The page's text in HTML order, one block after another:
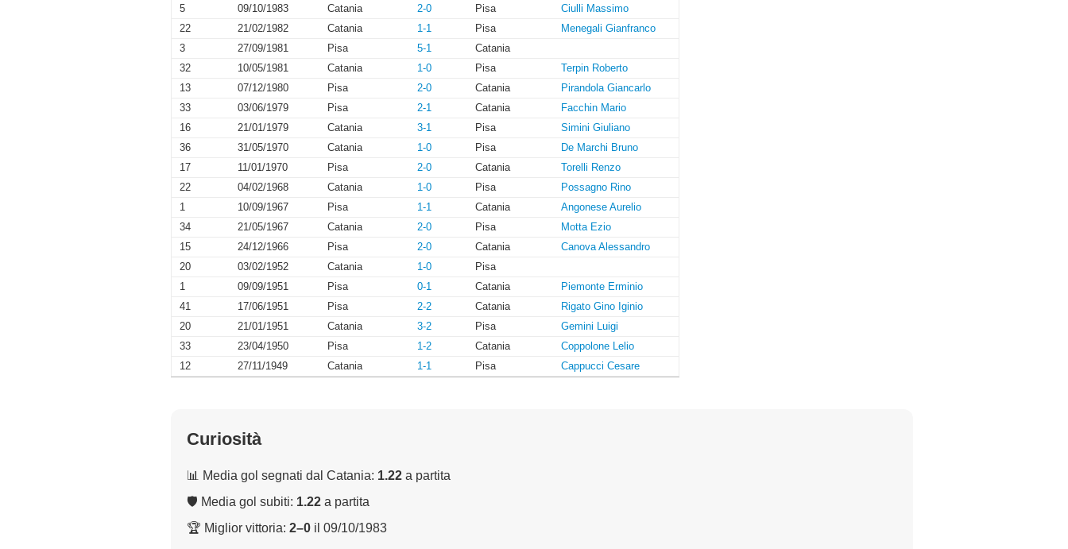
5
09/10/1983 Catania 2-0 Pisa
Ciulli Massimo
22
21/02/1982 Catania 1-1 Pisa
Menegali Gianfranco
3
27/09/1981 Pisa 5-1
Catania
32
10/05/1981 Catania 1-0 Pisa
Terpin Roberto
13
07/12/1980 Pisa 2-0 Catania
Pirandola Giancarlo
33
03/06/1979 Pisa 2-1 Catania
Facchin Mario
16
21/01/1979 Catania 3-1 Pisa
Simini Giuliano
36
31/05/1970 Catania 1-0 Pisa
De Marchi Bruno
17
11/01/1970 Pisa 2-0 Catania
Torelli Renzo
22
04/02/1968 Catania 1-0 Pisa
Possagno Rino
1
10/09/1967 Pisa 1-1 Catania
Angonese Aurelio
34
21/05/1967 Catania 2-0 Pisa
Motta Ezio
15
24/12/1966 Pisa 2-0 Catania
Canova Alessandro
20
03/02/1952 Catania 1-0
Pisa
1
09/09/1951 Pisa 0-1 Catania
Piemonte Erminio
41
17/06/1951 Pisa 2-2 Catania
Rigato Gino Iginio
20
21/01/1951 Catania 3-2 Pisa
Gemini Luigi
33
23/04/1950 Pisa 1-2 Catania
Coppolone Lelio
12
27/11/1949 Catania 1-1 Pisa Cappucci Cesare
Curiosità
📊 Media gol segnati dal Catania: 1.22 a partita
🛡 Media gol subiti: 1.22 a partita
🏆 Miglior vittoria: 2–0 il 09/10/1983